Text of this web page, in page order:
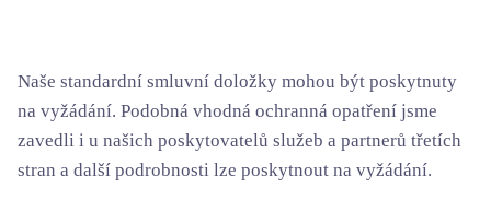
Naše standardní smluvní doložky mohou být poskytnuty
na vyžádání. Podobná vhodná ochranná opatření jsme
zavedli i u našich poskytovatelů služeb a partnerů třetích
stran a další podrobnosti lze poskytnout na vyžádání.